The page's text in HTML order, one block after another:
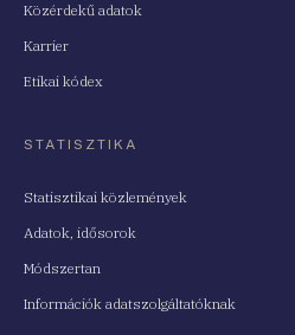
Közérdekű adatok
Karrier
Etikai kódex
STATISZTIKA
Statisztikai közlemények
Adatok, idősorok
Módszertan
Információk adatszolgáltatóknak